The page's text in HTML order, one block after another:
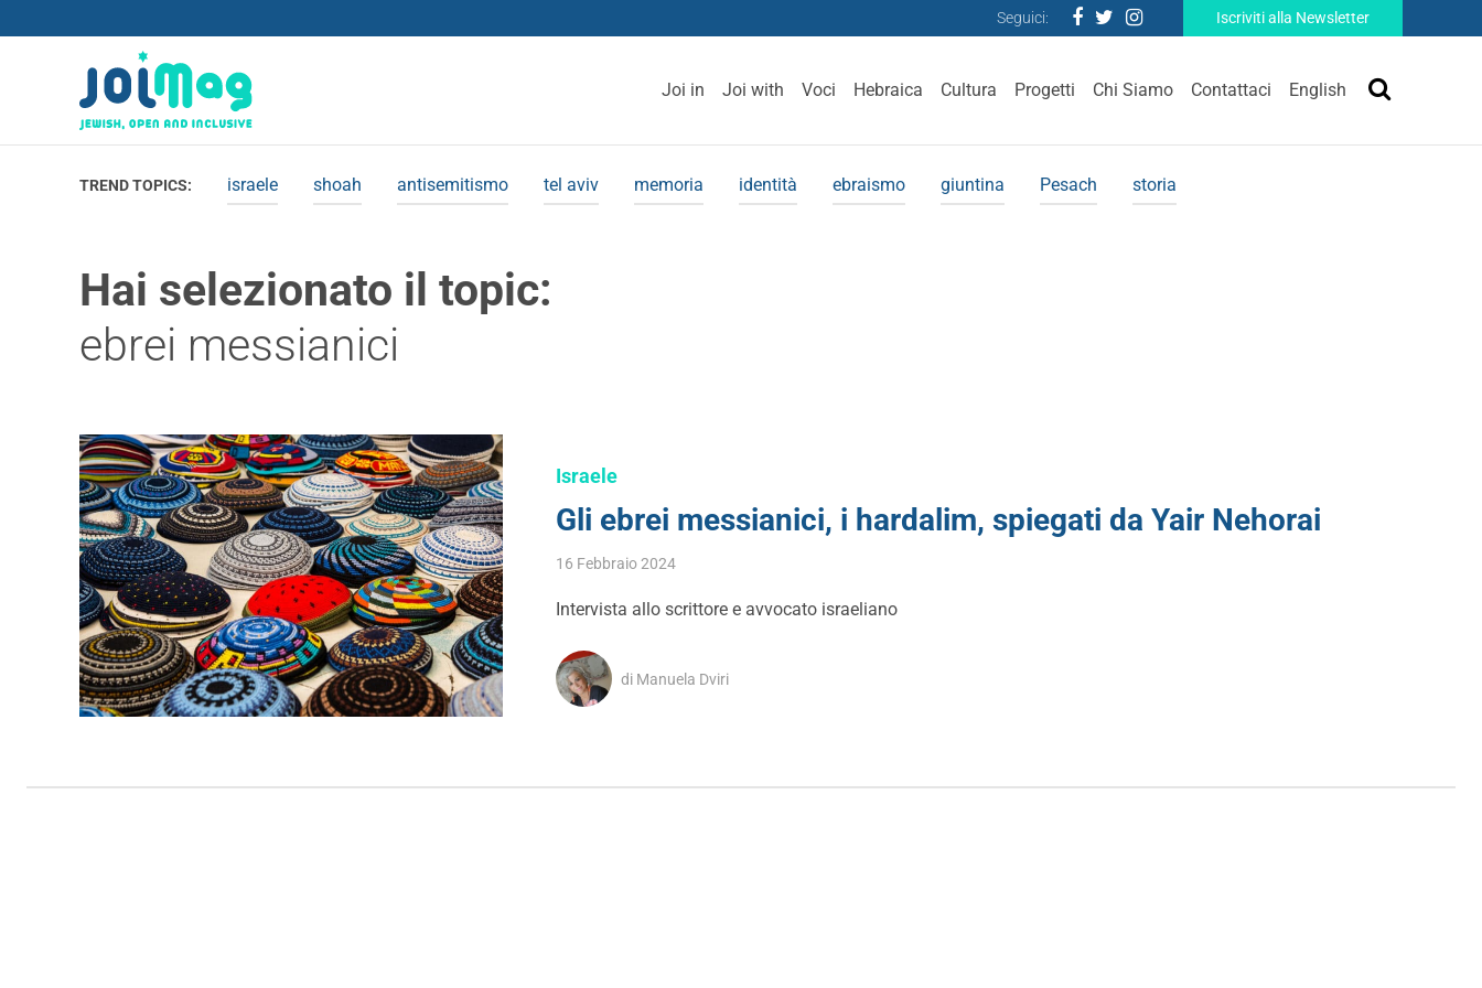
Seguici: Iscriviti alla Newsletter
Joi in Joi with Voci Hebraica Cultura Progetti Chi Siamo Contattaci English
TREND TOPICS: israele shoah antisemitismo tel aviv memoria identità ebraismo giuntina Pesach storia
Hai selezionato il topic:
ebrei messianici
Israele
Gli ebrei messianici, i hardalim, spiegati da Yair Nehorai
16 Febbraio 2024
Intervista allo scrittore e avvocato israeliano
di Manuela Dviri